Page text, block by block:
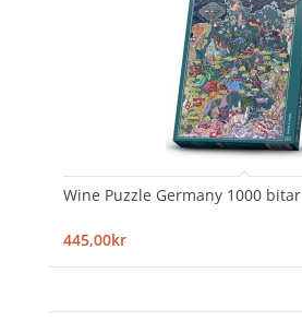
Wine Puzzle Germany 1000 bitar
445,00kr